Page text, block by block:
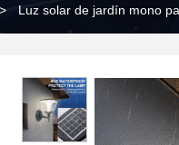
> Luz solar de jardín mono